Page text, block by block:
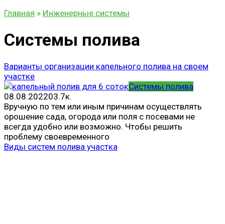
Главная » Инженерные системы
Системы полива
Варианты организации капельного полива на своем
участке
Системы полива
08.08.202203.7к.
Вручную по тем или иным причинам осуществлять
орошение сада, огорода или поля с посевами не
всегда удобно или возможно. Чтобы решить
проблему своевременного
Виды систем полива участка